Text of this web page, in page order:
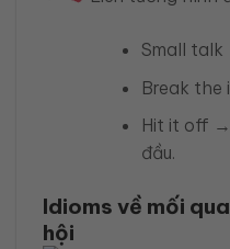
Small talk
Break
Hit it off →
đầu.
Idioms về mối
hội